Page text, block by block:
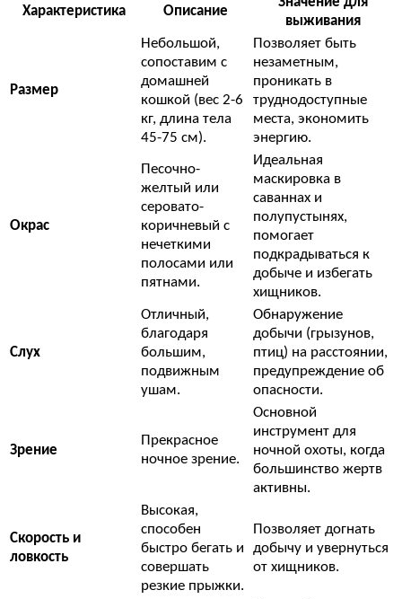
Характеристика Описание
выживания
Размер
Небольшой,
сопоставим с
домашней
кошкой (вес 2-6
кг, длина тела
45-75 см).
Позволяет быть
незаметным,
проникать в
труднодоступные
места, экономить
энергию.
Окрас
Песочно-
желтый или
серовато-
коричневый с
нечеткими
полосами или
пятнами.
Идеальная
маскировка в
саваннах и
полупустынях,
помогает
подкрадываться к
добыче и избегать
хищников.
Слух
Отличный,
благодаря
большим,
подвижным
ушам.
Обнаружение
добычи (грызунов,
птиц) на расстоянии,
предупреждение об
опасности.
Зрение
Прекрасное
ночное зрение.
Основной
инструмент для
ночной охоты, когда
большинство жертв
активны.
Скорость и
ловкость
Высокая,
способен
быстро бегать и
совершать
резкие прыжки.
Позволяет догнать
добычу и увернуться
от хищников.